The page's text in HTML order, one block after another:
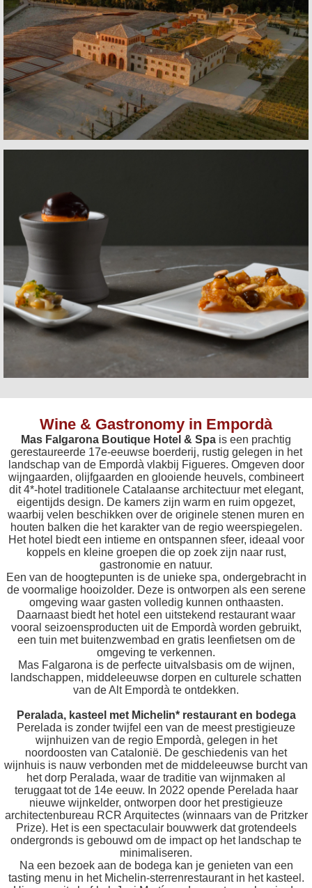
Wine & Gastronomy in Empordà
Mas Falgarona Boutique Hotel & Spa is een prachtig
gerestaureerde 17e-eeuwse boerderij, rustig gelegen in het
landschap van de Empordà vlakbij Figueres. Omgeven door
wijngaarden, olijfgaarden en glooiende heuvels, combineert
dit 4*-hotel traditionele Catalaanse architectuur met elegant,
eigentijds design. De kamers zijn warm en ruim opgezet,
waarbij velen beschikken over de originele stenen muren en
houten balken die het karakter van de regio weerspiegelen.
Het hotel biedt een intieme en ontspannen sfeer, ideaal voor
koppels en kleine groepen die op zoek zijn naar rust,
gastronomie en natuur.
Een van de hoogtepunten is de unieke spa, ondergebracht in
de voormalige hooizolder. Deze is ontworpen als een serene
omgeving waar gasten volledig kunnen onthaasten.
Daarnaast biedt het hotel een uitstekend restaurant waar
vooral seizoensproducten uit de Empordà worden gebruikt,
een tuin met buitenzwembad en gratis leenfietsen om de
omgeving te verkennen.
Mas Falgarona is de perfecte uitvalsbasis om de wijnen,
landschappen, middeleeuwse dorpen en culturele schatten
van de Alt Empordà te ontdekken.
Peralada, kasteel met Michelin* restaurant en bodega
Perelada is zonder twijfel een van de meest prestigieuze
wijnhuizen van de regio Empordà, gelegen in het
noordoosten van Catalonië. De geschiedenis van het
wijnhuis is nauw verbonden met de middeleeuwse burcht van
het dorp Peralada, waar de traditie van wijnmaken al
teruggaat tot de 14e eeuw. In 2022 opende Perelada haar
nieuwe wijnkelder, ontworpen door het prestigieuze
architectenbureau RCR Arquitectes (winnaars van de Pritzker
Prize). Het is een spectaculair bouwwerk dat grotendeels
ondergronds is gebouwd om de impact op het landschap te
minimaliseren.
Na een bezoek aan de bodega kan je genieten van een
tasting menu in het Michelin-sterrenrestaurant in het kasteel.